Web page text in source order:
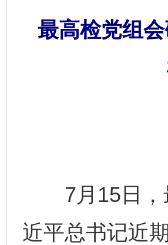
最高检党组
7月15日，
近平总书记近